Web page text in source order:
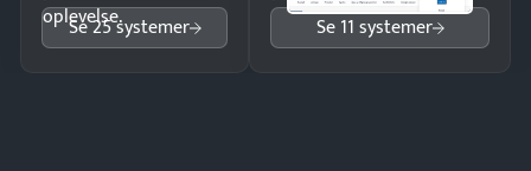
oplevelse.
Se 25 systemer
Se 11 systemer